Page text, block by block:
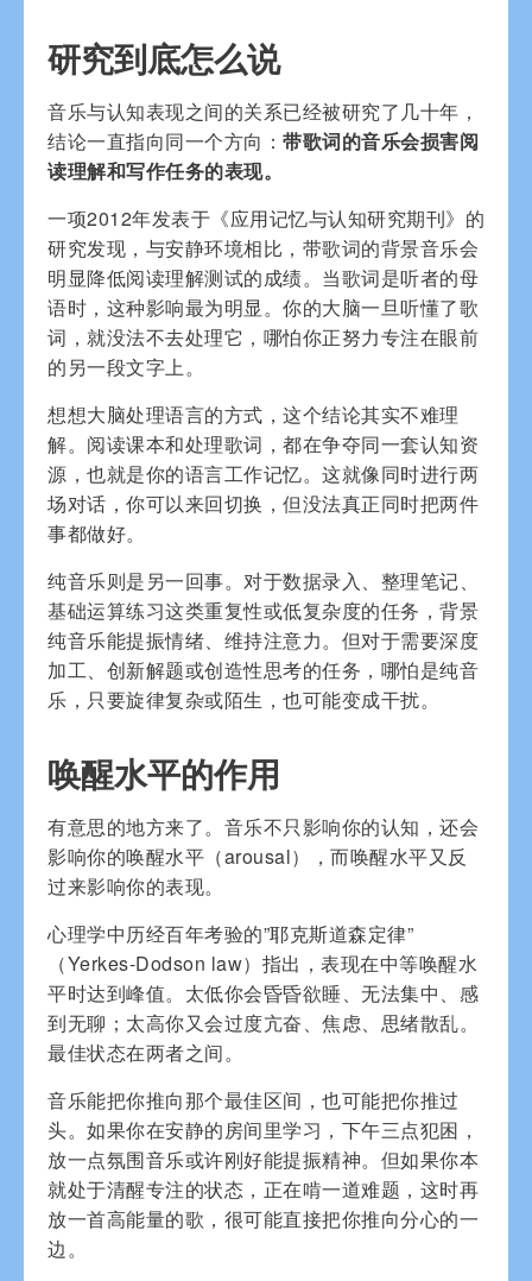
研究到底怎么说
音乐与认知表现之间的关系已经被研究了几十年，
结论一直指向同一个方向： 带歌词的音乐会损害阅
读理解和写作任务的表现。
一项2012年发表于《应用记忆与认知研究期刊》的
研究发现，与安静环境相比，带歌词的背景音乐会
明显降低阅读理解测试的成绩。当歌词是听者的母
语时，这种影响最为明显。你的大脑一旦听懂了歌
词，就没法不去处理它，哪怕你正努力专注在眼前
的另一段文字上。
想想大脑处理语言的方式，这个结论其实不难理
解。阅读课本和处理歌词，都在争夺同一套认知资
源，也就是你的语言工作记忆。这就像同时进行两
场对话，你可以来回切换，但没法真正同时把两件
事都做好。
纯音乐则是另一回事。对于数据录入、整理笔记、
基础运算练习这类重复性或低复杂度的任务，背景
纯音乐能提振情绪、维持注意力。但对于需要深度
加工、创新解题或创造性思考的任务，哪怕是纯音
乐，只要旋律复杂或陌生，也可能变成干扰。
唤醒水平的作用
有意思的地方来了。音乐不只影响你的认知，还会
影响你的唤醒水平（arousal），而唤醒水平又反
过来影响你的表现。
心理学中历经百年考验的”耶克斯道森定律”
（Yerkes-Dodson law）指出，表现在中等唤醒水
平时达到峰值。太低你会昏昏欲睡、无法集中、感
到无聊；太高你又会过度亢奋、焦虑、思绪散乱。
最佳状态在两者之间。
音乐能把你推向那个最佳区间，也可能把你推过
头。如果你在安静的房间里学习，下午三点犯困，
放一点氛围音乐或许刚好能提振精神。但如果你本
就处于清醒专注的状态，正在啃一道难题，这时再
放一首高能量的歌，很可能直接把你推向分心的一
边。